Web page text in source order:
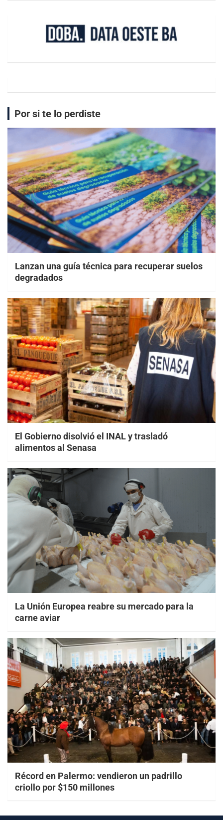
Por si te lo perdiste
Lanzan una guía técnica para recuperar suelos
degradados
El Gobierno disolvió el INAL y trasladó
alimentos al Senasa
La Unión Europea reabre su mercado para la
carne aviar
Récord en Palermo: vendieron un padrillo
criollo por $150 millones